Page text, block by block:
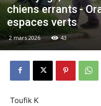
chiens errants -
espaces verts
2 mars 2026 43
Toufik K